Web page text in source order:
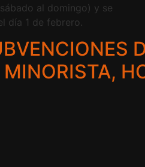
al domingo) y se
día 1 de febrero.